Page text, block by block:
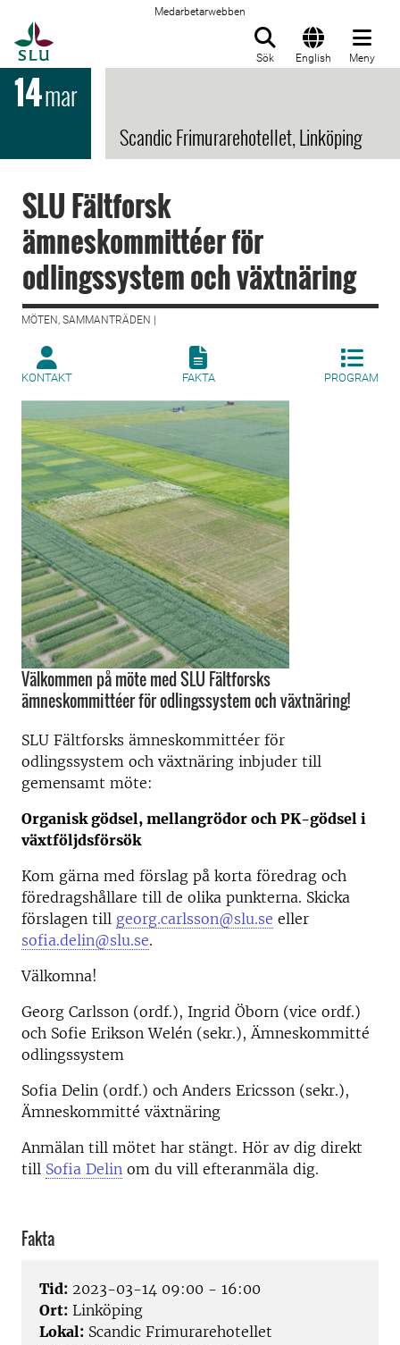
Medarbetarwebben
Sök English Meny
14mar
Scandic Frimurarehotellet, Linköping
SLU Fältforsk
ämneskommittéer för
odlingssystem och växtnäring
MÖTEN, SAMMANTRÄDEN |
KONTAKT FAKTA PROGRAM
Välkommen på möte med SLU Fältforsks
ämneskommittéer för odlingssystem och växtnäring!
SLU Fältforsks ämneskommittéer för
odlingssystem och växtnäring inbjuder till
gemensamt möte:
Organisk gödsel, mellangrödor och PK-gödsel i
växtföljdsförsök
Kom gärna med förslag på korta föredrag och
föredragshållare till de olika punkterna. Skicka
förslagen till georg.carlsson@slu.se eller
sofia.delin@slu.se.
Välkomna!
Georg Carlsson (ordf.), Ingrid Öborn (vice ordf.)
och Sofie Erikson Welén (sekr.), Ämneskommitté
odlingssystem
Sofia Delin (ordf.) och Anders Ericsson (sekr.),
Ämneskommitté växtnäring
Anmälan till mötet har stängt. Hör av dig direkt
till Sofia Delin om du vill efteranmäla dig.
Fakta
Tid: 2023-03-14 09:00 - 16:00
Ort: Linköping
Lokal: Scandic Frimurarehotellet